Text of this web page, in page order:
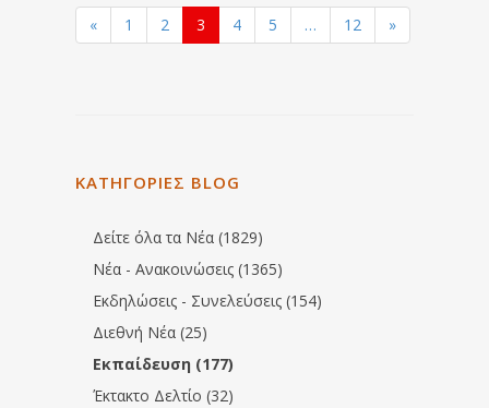
« 1 2 3 4 5 … 12 »
ΚΑΤΗΓΟΡΙΕΣ BLOG
Δείτε όλα τα Νέα (1829)
Νέα - Ανακοινώσεις (1365)
Εκδηλώσεις - Συνελεύσεις (154)
Διεθνή Νέα (25)
Εκπαίδευση (177)
Έκτακτο Δελτίο (32)